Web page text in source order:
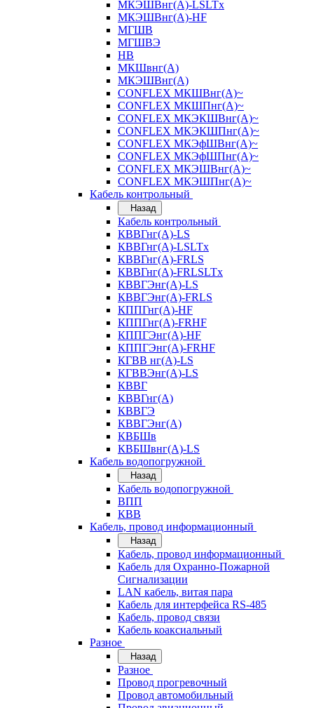
МКЭШВнг(A)-LSLTx
МКЭШВнг(А)-HF
МГШВ
МГШВЭ
НВ
МКШвнг(А)
МКЭШВнг(А)
CONFLEX МКШВнг(А)~
CONFLEX МКШПнг(А)~
CONFLEX МКЭКШВнг(А)~
CONFLEX МКЭКШПнг(А)~
CONFLEX МКЭфШВнг(А)~
CONFLEX МКЭфШПнг(А)~
CONFLEX МКЭШВнг(А)~
CONFLEX МКЭШПнг(А)~
Кабель контрольный
Назад
Кабель контрольный
КВВГнг(А)-LS
КВВГнг(А)-LSLTx
КВВГнг(А)-FRLS
КВВГнг(А)-FRLSLTx
КВВГЭнг(А)-LS
КВВГЭнг(А)-FRLS
КППГнг(А)-HF
КППГнг(А)-FRHF
КППГЭнг(А)-HF
КППГЭнг(А)-FRHF
КГВВ нг(А)-LS
КГВВЭнг(А)-LS
КВВГ
КВВГнг(А)
КВВГЭ
КВВГЭнг(А)
КВБШв
КВБШвнг(А)-LS
Кабель водопогружной
Назад
Кабель водопогружной
ВПП
КВВ
Кабель, провод информационный
Назад
Кабель, провод информационный
Кабель для Охранно-Пожарной
Сигнализации
LAN кабель, витая пара
Кабель для интерфейса RS-485
Кабель, провод связи
Кабель коаксиальный
Разное
Назад
Разное
Провод прогревочный
Провод автомобильный